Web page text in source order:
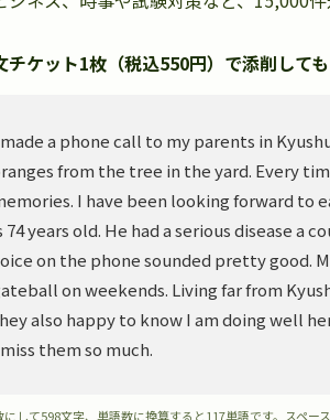
チケット1枚（税込550円）で添削して
a phone call to my parents in
from the tree in the yard. Every
I have been looking forward to
74 years old. He had a serious disease a
on the phone sounded pretty good.
on weekends. Living far from
also happy to know I am doing well
them so much.
して598文字、単語数に換算すると117単語です。スペー